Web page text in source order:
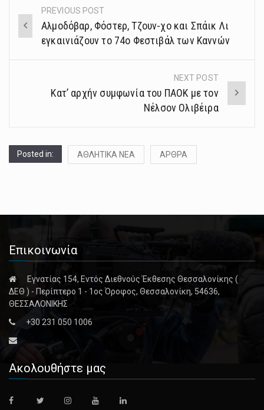
Post
navigation
PREVIOUS POST
Αλμοδόβαρ, Φόστερ, Τζουν-χο και Σπάικ Λι
εγκαινιάζουν το 74ο Φεστιβάλ των Καννών
NEXT POST
Κατ’ αρχήν συμφωνία του ΠΑΟΚ με τον
Νέλσον Ολιβέιρα
Posted in: ΑΘΛΗΤΙΚΑ ΝΕΑ ΑΡΘΡΑ
Επικοινωνία
Εγνατίας 154, Εντός Διεθνούς Έκθεσης Θεσσαλονίκης (
ΔΕΘ ) - Περίπτερο 1 - 1ος Όροφος, Θεσσαλονίκη, 54636,
ΘΕΣΣΑΛΟΝΙΚΗΣ
+30 231 050 1006
Ακολουθήστε μας